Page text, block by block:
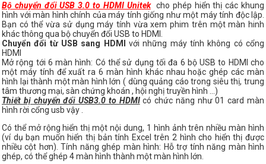
Bộ chuyển đổi USB 3.0 to HDMI Unitekcho phép hiển thị các khung
hình với màn hình chính của máy tính giống như một máy tính độc lập.
Bạn có thể vừa sử dụng máy tính vừa xem phim trên một màn hinh
khác thông qua bộ chuyển đổi USB to HDMI.
Chuyển đổi từ USB sang HDMI
với những máy tính không có cổng
HDMI
Mở rộng tới 6 màn hình: Có thể sử dụng tối đa 6 bộ USB to HDMI cho
một máy tính để xuất ra 6 màn hình khác nhau hoặc ghép các màn
hình lại thành một màn hình lớn ( dùng quảng cáo trong siêu thị, trung
tâm thương mại, sàn chứng khoán , hội nghị truyền hình ...)
Thiết bị chuyển đổi USB3.0 to HDMIcó chức năng như 01 card màn
hình rời cổng usb vậy .
Có thể mở rộng hiển thị một nội dung, 1 hình ảnh trên nhiều màn hình
(ví dụ bạn muốn hiển thị bản tính Excel trên 2 hình cho hiển thị được
nhiều cột hơn). Tính năng ghép màn hình: Hỗ trợ tính năng màn hình
ghép, có thể ghép 4 màn hình thành một màn hình lớn.